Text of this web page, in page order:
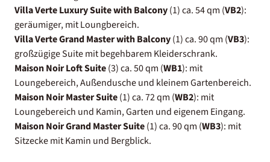
Villa Verte Luxury Suite with Balcony(1) ca. 54 qm (VB2):
geräumiger, mit Loungbereich.
Villa Verte Grand Master with Balcony(1) ca. 90 qm (VB3):
großzügige Suite mit begehbarem Kleiderschrank.
Maison Noir Loft Suite(3) ca. 50 qm (WB1): mit
Loungebereich, Außendusche und kleinem Gartenbereich.
Maison Noir Master Suite(1) ca. 72 qm (WB2): mit
Loungebereich und Kamin, Garten und eigenem Eingang.
Maison Noir Grand Master Suite(1) ca. 90 qm (WB3): mit
Sitzecke mit Kamin und Bergblick.